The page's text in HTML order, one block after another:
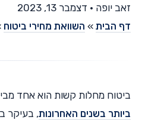
זאב יופה • דצמבר 13, 2023
דף הבית » השוואת מחירי ביטוח
ביטוח מחלות קשות הוא אחד
ביותר בשנים האחרונות, בעיקר